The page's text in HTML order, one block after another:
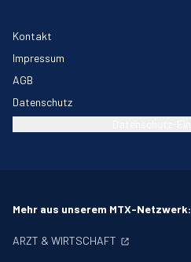
Kontakt
Impressum
AGB
Datenschutz
Mehr aus unserem MTX-Netzwerk:
ARZT & WIRTSCHAFT